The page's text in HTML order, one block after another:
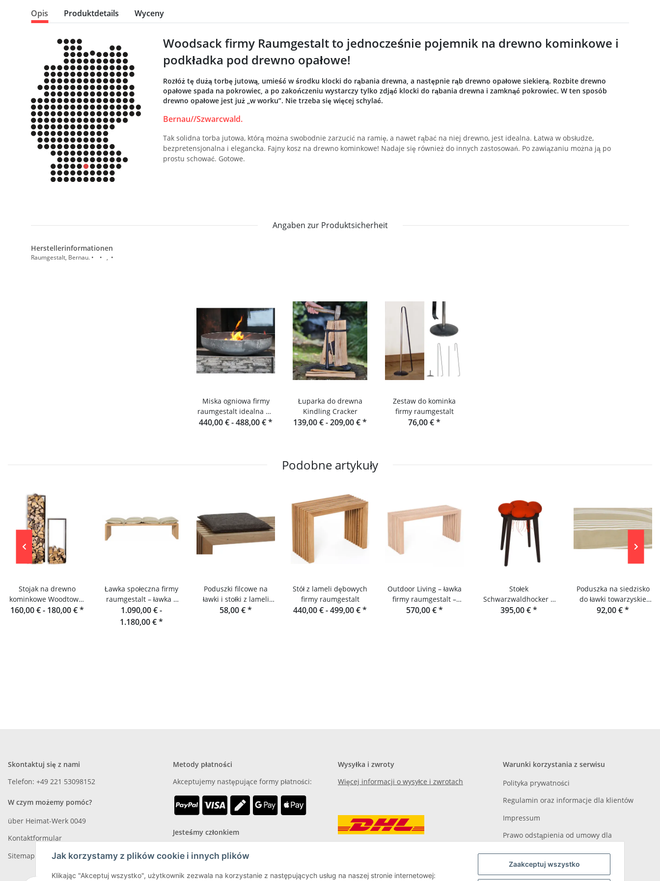
Zaakceptuj wszystko
Jak korzystamy z plików cookie i innych plików
Klikając "Akceptuj wszystko", użytkownik zezwala na korzystanie z następujących usług na naszej stronie internetowej:
Opis Produktdetails Wyceny
Woodsack firmy Raumgestalt to jednocześnie pojemnik na drewno kominkowe i
podkładka pod drewno opałowe!
Rozłóż tę dużą torbę jutową, umieść w środku klocki do rąbania drewna, a następnie rąb drewno opałowe siekierą. Rozbite drewno
opałowe spada na pokrowiec, a po zakończeniu wystarczy tylko zdjąć klocki do rąbania drewna i zamknąć pokrowiec. W ten sposób
drewno opałowe jest już „w worku”. Nie trzeba się więcej schylać.
Bernau//Szwarcwald.
Tak solidna torba jutowa, którą można swobodnie zarzucić na ramię, a nawet rąbać na niej drewno, jest idealna. Łatwa w obsłudze,
bezpretensjonalna i elegancka. Fajny kosz na drewno kominkowe! Nadaje się również do innych zastosowań. Po zawiązaniu można ją po
prostu schować. Gotowe.
Angaben zur Produktsicherheit
Herstellerinformationen
Raumgestalt, Bernau. • • , •
Miska ogniowa firmy
raumgestalt idealna do
gotowania na świeżym
440,00 € -488,00 €*
Łuparka do drewna
Kindling Cracker
139,00 € -209,00 €*
Zestaw do kominka
firmy raumgestalt
76,00 €*
Podobne artykuły
Stojak na drewno
kominkowe Woodtower
firmy Raumgestalt
160,00 € - 180,00 €*
Ławka społeczna firmy
raumgestalt – ławka z
lameli dębowych 180
cm
1.090,00 € -
1.180,00 €*
Poduszki filcowe na
ławki i stołki z lameli
dębowych lub daglezji
58,00 €*
Stół z lameli dębowych
firmy raumgestalt
440,00 € -499,00 €*
Outdoor Living – ławka
firmy raumgestalt –
ławka ogrodowa z
570,00 €*
Stołek
Schwarzwaldhocker –
stołek Bollenhuthocker
395,00 €*
Poduszka na siedzisko
do ławki towarzyskie
firmy raumgestalt
92,00 €*
Skontaktuj się z nami
Telefon: +49 221 53098152
W czym możemy pomóc?
über Heimat-Werk 0049
Kontaktformular
Sitemap
Metody płatności
Akceptujemy następujące formy płatności:
Jesteśmy członkiem
Wysyłka i zwroty
Więcej informacji o wysyłce i zwrotach
Warunki korzystania z serwisu
Polityka prywatności
Regulamin oraz informacje dla klientów
Impressum
Prawo odstąpienia od umowy dla